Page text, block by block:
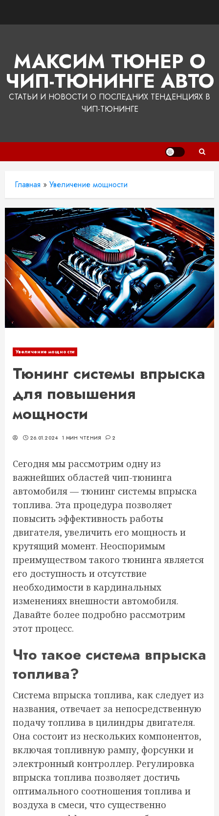
МАКСИМ ТЮНЕР О
ЧИП-ТЮНИНГЕ АВТО
СТАТЬИ И НОВОСТИ О ПОСЛЕДНИХ ТЕНДЕНЦИЯХ В
ЧИП-ТЮНИНГЕ
Главная » Увеличение мощности
Увеличение мощности
Тюнинг системы впрыска
для повышения
мощности
26.01.2024 1 МИН ЧТЕНИЯ 2
Сегодня мы рассмотрим одну из
важнейших областей чип-тюнинга
автомобиля — тюнинг системы впрыска
топлива. Эта процедура позволяет
повысить эффективность работы
двигателя, увеличить его мощность и
крутящий момент. Неоспоримым
преимуществом такого тюнинга является
его доступность и отсутствие
необходимости в кардинальных
изменениях внешности автомобиля.
Давайте более подробно рассмотрим
этот процесс.
Что такое система впрыска
топлива?
Система впрыска топлива, как следует из
названия, отвечает за непосредственную
подачу топлива в цилиндры двигателя.
Она состоит из нескольких компонентов,
включая топливную рампу, форсунки и
электронный контроллер. Регулировка
впрыска топлива позволяет достичь
оптимального соотношения топлива и
воздуха в смеси, что существенно